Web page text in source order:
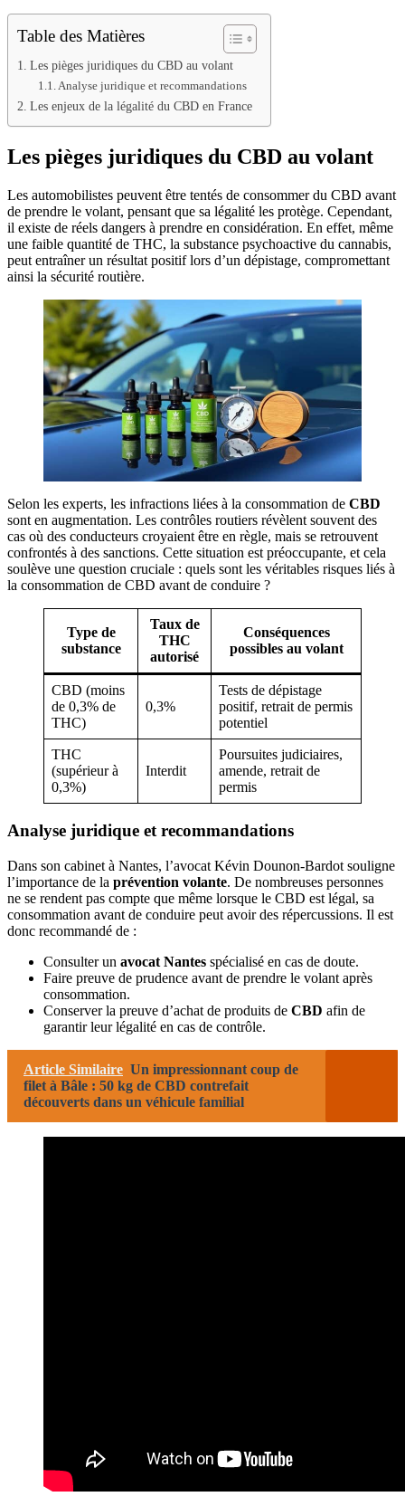
Table des Matières
Les pièges juridiques du CBD au volant
Analyse juridique et recommandations
Les enjeux de la légalité du CBD en France
Les pièges juridiques du CBD au volant
Les automobilistes peuvent être tentés de consommer du CBD avant
de prendre le volant, pensant que sa légalité les protège. Cependant,
il existe de réels dangers à prendre en considération. En effet, même
une faible quantité de THC, la substance psychoactive du cannabis,
peut entraîner un résultat positif lors d’un dépistage, compromettant
ainsi la sécurité routière.
Selon les experts, les infractions liées à la consommation de CBD
sont en augmentation. Les contrôles routiers révèlent souvent des
cas où des conducteurs croyaient être en règle, mais se retrouvent
confrontés à des sanctions. Cette situation est préoccupante, et cela
soulève une question cruciale : quels sont les véritables risques liés à
la consommation de CBD avant de conduire ?
Type de
substance
Taux de
THC
autorisé
Conséquences
possibles au volant
CBD (moins
de 0,3% de
THC)
0,3%
Tests de dépistage
positif, retrait de permis
potentiel
THC
(supérieur à
0,3%)
Interdit
Poursuites judiciaires,
amende, retrait de
permis
Analyse juridique et recommandations
Dans son cabinet à Nantes, l’avocat Kévin Dounon-Bardot souligne
l’importance de la prévention volante. De nombreuses personnes
ne se rendent pas compte que même lorsque le CBD est légal, sa
consommation avant de conduire peut avoir des répercussions. Il est
donc recommandé de :
Consulter un avocat Nantes spécialisé en cas de doute.
Faire preuve de prudence avant de prendre le volant après
consommation.
Conserver la preuve d’achat de produits de CBD afin de
garantir leur légalité en cas de contrôle.
Article Similaire Un impressionnant coup de
filet à Bâle : 50 kg de CBD contrefait
découverts dans un véhicule familial